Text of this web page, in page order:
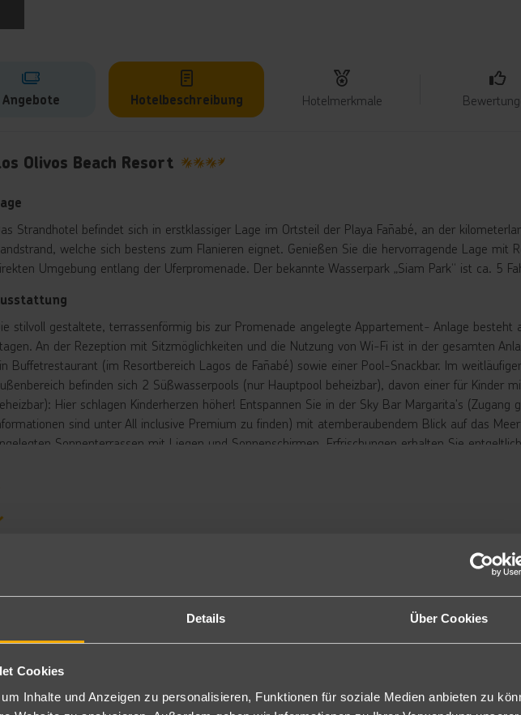
Details Über Cookies
Cookies
Inhalte und Anzeigen zu personalisieren, Funktionen für soziale Medien anbieten zu
Angebote Hotelbeschreibung Hotelmerkmale
Olivos Beach Resort
Strandhotel befindet sich in erstklassiger Lage im Ortsteil der Playa Fañabé, an der
welche sich bestens zum Flanieren eignet. Genießen Sie die hervorragende Lage mit
Umgebung entlang der Uferpromenade. Der bekannte Wasserpark „Siam Park“ ist ca. 5
stilvoll gestaltete, terrassenförmig bis zur Promenade angelegte Appartement- Anlage besteht
An der Rezeption mit Sitzmöglichkeiten und die Nutzung von Wi-Fi ist in der gesamten
Buffetrestaurant (im Resortbereich Lagos de Fañabé) sowie einer Pool-Snackbar. Im
befinden sich 2 Süßwasserpools (nur Hauptpool beheizbar), davon einer für Kinder
Hier schlagen Kinderherzen höher! Entspannen Sie in der Sky Bar Margarita's (Zugang
sind unter All inclusive Premium zu finden) mit atemberaubendem Blick auf das
Sonnenterrassen mit Liegen und Sonnenschirmen. Erfrischungen erhalten Sie
Beach Club (auch als Strandpaket vorab buchbar) bereit.
Unterbringung
Einzelbetten), ein Schlafsofa, Küchenzeile, Bad mit Dusche/WC, Föhn, Klimaanlage, Mietsafe,
Balkon oder Terrasse. Bei Ankunft steht den Reisenden Wasser sowie ein Wasserkocher mit
Verfügung (JS2).
Auch als Einzelbelegung (JS1) und als Juniorsuite zur Alleinnutzung Typ A zum speziellen Preis
Appartement 1 Schlafzimmer ("Silver"): Bei identischer Ausstattung wie die Juniorsuiten sind
und verfügen über ein separates Schlafzimmer sowie einen Deckenventilator im Wohnzimmer.
und Schlafzimmer.
steht den Reisenden Wasser sowie ein Wasserkocher mit Tee/Kaffee im gebuchten Zimmer zur